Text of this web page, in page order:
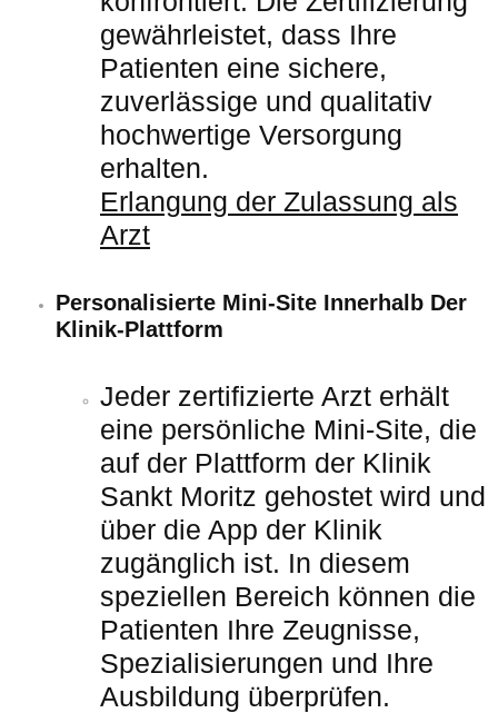
gewährleistet, dass Ihre
Patienten eine sichere,
zuverlässige und qualitativ
hochwertige Versorgung
erhalten.
Erlangung der Zulassung als
Arzt
Personalisierte Mini-Site Innerhalb Der
Klinik-Plattform
Jeder zertifizierte Arzt erhält
eine persönliche Mini-Site, die
auf der Plattform der Klinik
Sankt Moritz gehostet wird und
über die App der Klinik
zugänglich ist. In diesem
speziellen Bereich können die
Patienten Ihre Zeugnisse,
Spezialisierungen und Ihre
Ausbildung überprüfen.